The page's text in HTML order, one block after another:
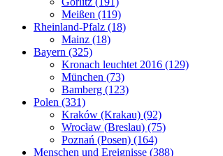
Meißen (119)
Rheinland-Pfalz (18)
Mainz (18)
Bayern (325)
Kronach leuchtet 2016 (129)
München (73)
Bamberg (123)
Polen (331)
Kraków (Krakau) (92)
Wrocław (Breslau) (75)
Poznań (Posen) (164)
Menschen und Ereignisse (388)